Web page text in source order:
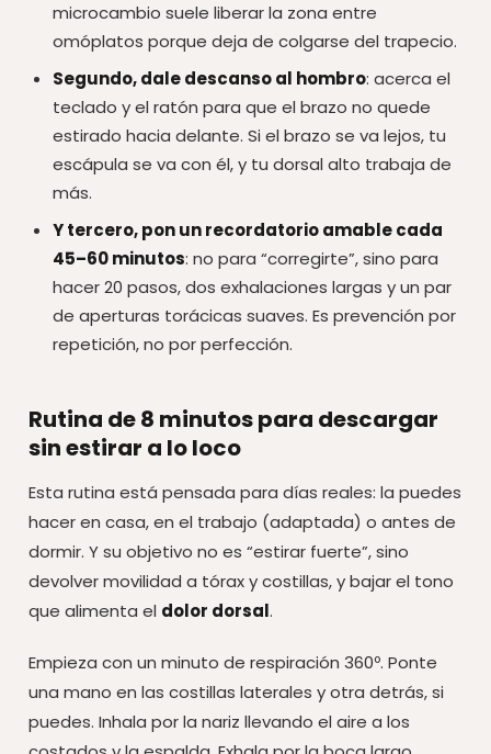
microcambio suele liberar la zona entre
omóplatos porque deja de colgarse del trapecio.
Segundo, dale descanso al hombro: acerca el
teclado y el ratón para que el brazo no quede
estirado hacia delante. Si el brazo se va lejos, tu
escápula se va con él, y tu dorsal alto trabaja de
más.
Y tercero, pon un recordatorio amable cada
45–60 minutos: no para “corregirte”, sino para
hacer 20 pasos, dos exhalaciones largas y un par
de aperturas torácicas suaves. Es prevención por
repetición, no por perfección.
Rutina de 8 minutos para descargar
sin estirar a lo loco
Esta rutina está pensada para días reales: la puedes
hacer en casa, en el trabajo (adaptada) o antes de
dormir. Y su objetivo no es “estirar fuerte”, sino
devolver movilidad a tórax y costillas, y bajar el tono
que alimenta el dolor dorsal.
Empieza con un minuto de respiración 360º. Ponte
una mano en las costillas laterales y otra detrás, si
puedes. Inhala por la nariz llevando el aire a los